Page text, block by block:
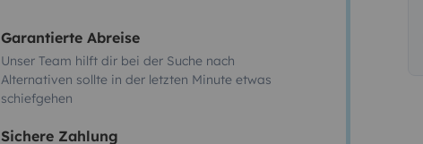
Garantierte Abreise
Unser Team hilft dir bei der Suche nach
Alternativen sollte in der letzten Minute etwas
schiefgehen
Sichere Zahlung